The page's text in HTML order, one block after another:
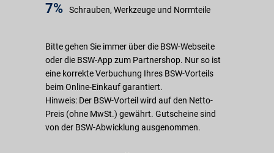
7% Schrauben, Werkzeuge und Normteile
Bitte gehen Sie immer über die BSW-Webseite
oder die BSW-App zum Partnershop. Nur so ist
eine korrekte Verbuchung Ihres BSW-Vorteils
beim Online-Einkauf garantiert.
Hinweis: Der BSW-Vorteil wird auf den Netto-
Preis (ohne MwSt.) gewährt. Gutscheine sind
von der BSW-Abwicklung ausgenommen.